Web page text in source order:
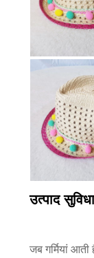
उत्पाद सुविधा
जब गर्मियां